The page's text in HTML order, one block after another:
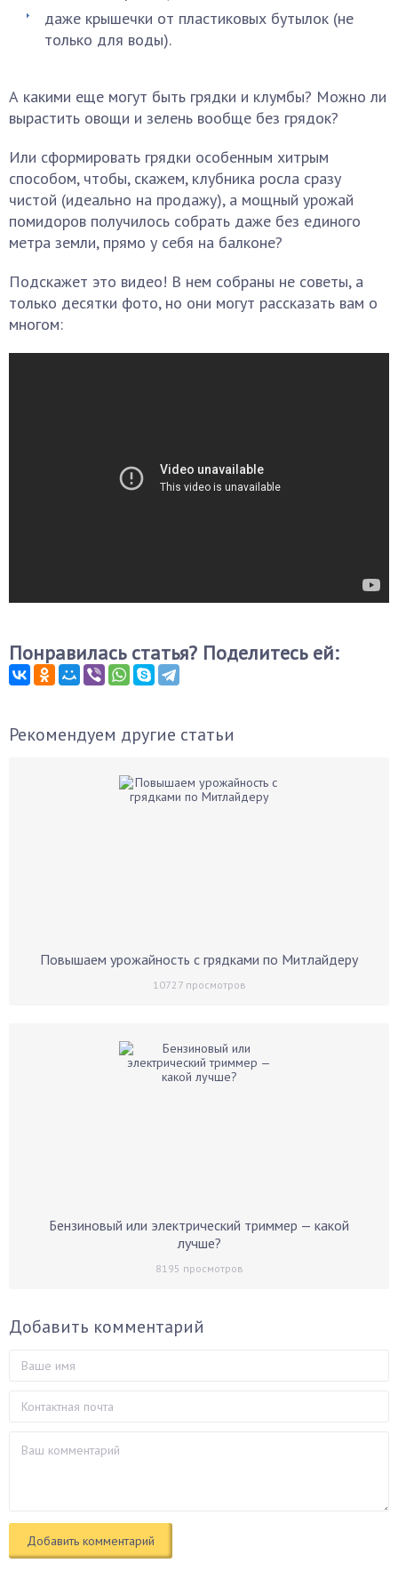
даже крышечки от пластиковых бутылок (не
только для воды).
А какими еще могут быть грядки и клумбы? Можно ли
вырастить овощи и зелень вообще без грядок?
Или сформировать грядки особенным хитрым
способом, чтобы, скажем, клубника росла сразу
чистой (идеально на продажу), а мощный урожай
помидоров получилось собрать даже без единого
метра земли, прямо у себя на балконе?
Подскажет это видео! В нем собраны не советы, а
только десятки фото, но они могут рассказать вам о
многом:
Понравилась статья? Поделитесь ей:
Рекомендуем другие статьи
Повышаем урожайность с грядками по Митлайдеру
10727просмотров
Бензиновый или электрический триммер — какой
лучше?
8195 просмотров
Добавить комментарий